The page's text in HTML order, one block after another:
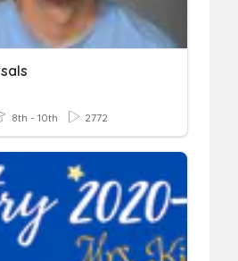
8th - 10th 2772